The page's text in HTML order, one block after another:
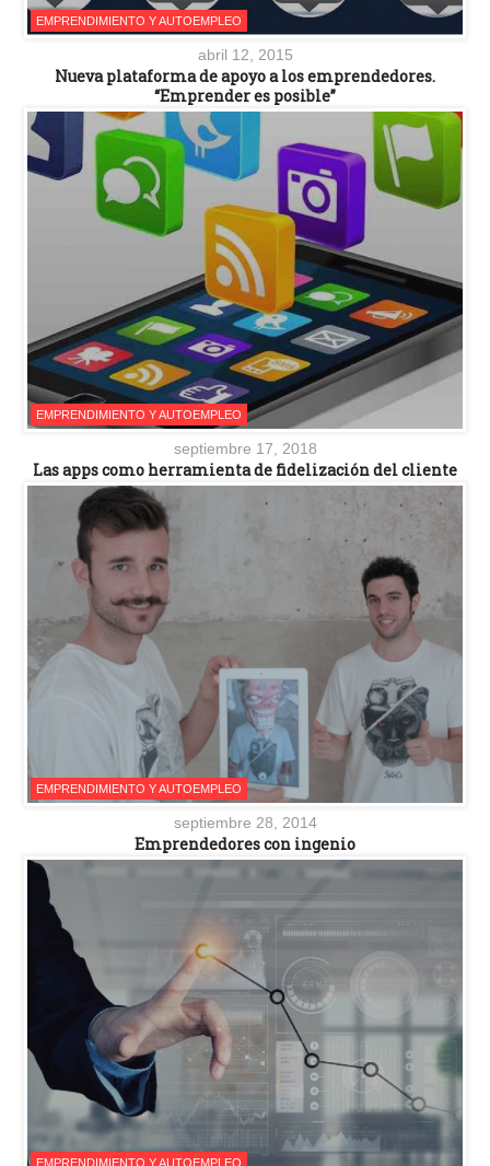
EMPRENDIMIENTO Y AUTOEMPLEO
abril 12, 2015
Nueva plataforma de apoyo a los emprendedores.
“Emprender es posible”
EMPRENDIMIENTO Y AUTOEMPLEO
septiembre 17, 2018
Las apps como herramienta de fidelización del cliente
EMPRENDIMIENTO Y AUTOEMPLEO
septiembre 28, 2014
Emprendedores con ingenio
EMPRENDIMIENTO Y AUTOEMPLEO